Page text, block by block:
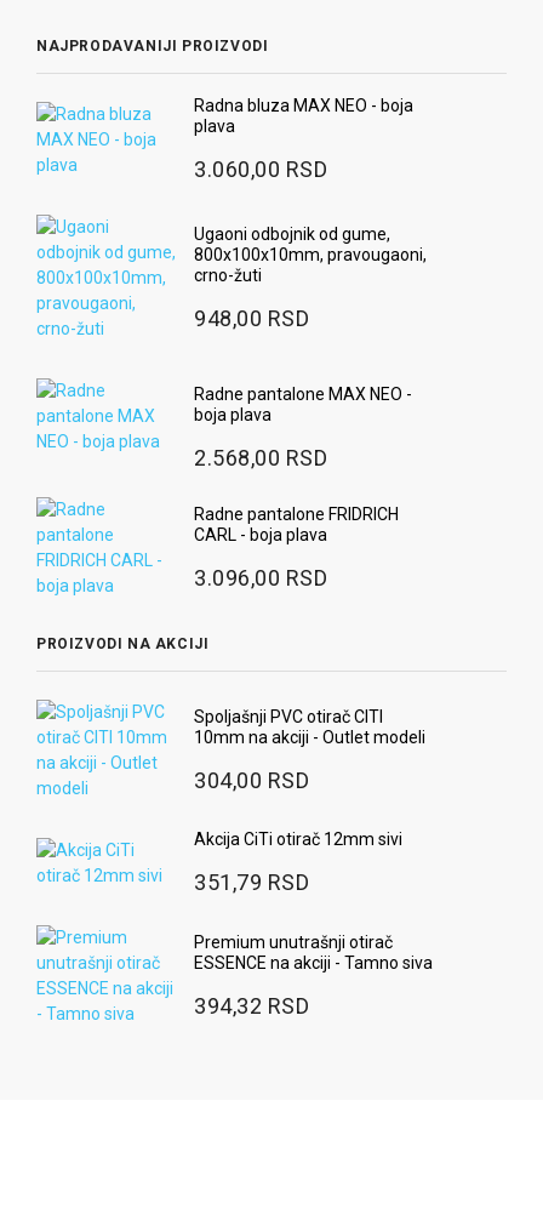
NAJPRODAVANIJI PROIZVODI
Radna bluza MAX NEO - boja
plava
3.060,00 RSD
Ugaoni odbojnik od gume,
800x100x10mm, pravougaoni,
crno-žuti
948,00 RSD
Radne pantalone MAX NEO -
boja plava
2.568,00 RSD
Radne pantalone FRIDRICH
CARL - boja plava
3.096,00 RSD
PROIZVODI NA AKCIJI
Spoljašnji PVC otirač CITI
10mm na akciji - Outlet modeli
304,00 RSD
Akcija CiTi otirač 12mm sivi
351,79 RSD
Premium unutrašnji otirač
ESSENCE na akciji - Tamno siva
394,32 RSD